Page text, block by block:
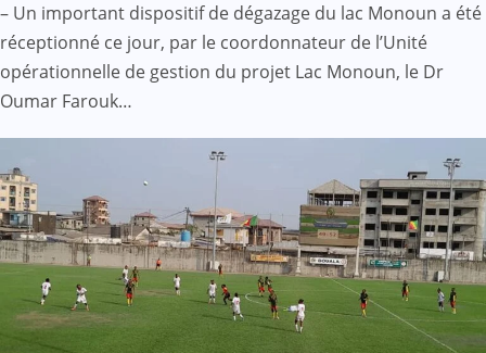
– Un important dispositif de dégazage du lac Monoun a été
réceptionné ce jour, par le coordonnateur de l’Unité
opérationnelle de gestion du projet Lac Monoun, le Dr
Oumar Farouk…